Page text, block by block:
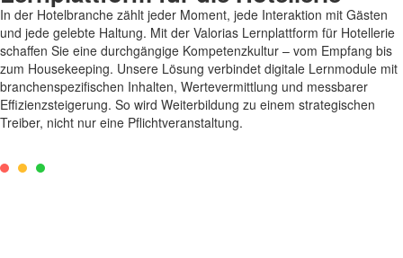
In der Hotelbranche zählt jeder Moment, jede Interaktion mit Gästen
und jede gelebte Haltung. Mit der Valorias Lernplattform für Hotellerie
schaffen Sie eine durchgängige Kompetenzkultur – vom Empfang bis
zum Housekeeping. Unsere Lösung verbindet digitale Lernmodule mit
branchenspezifischen Inhalten, Wertevermittlung und messbarer
Effizienzsteigerung. So wird Weiterbildung zu einem strategischen
Treiber, nicht nur eine Pflichtveranstaltung.